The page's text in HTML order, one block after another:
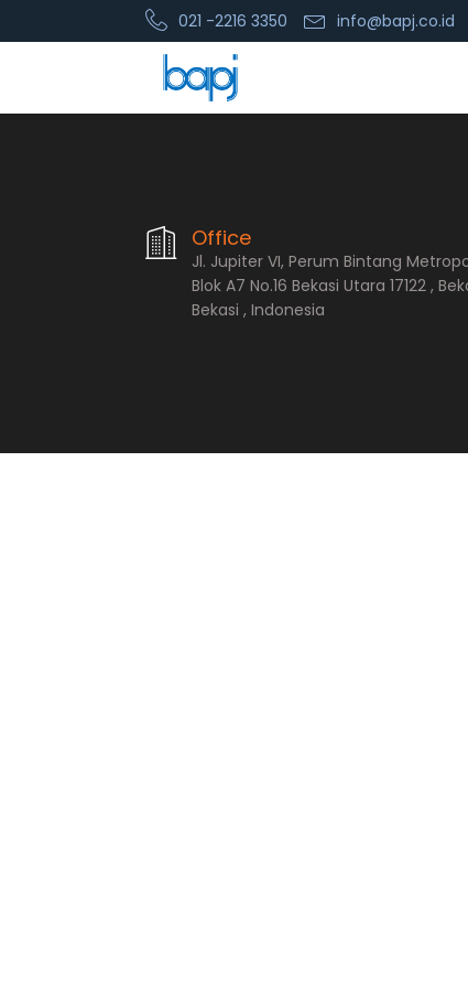
021 -2216 3350 info@bapj.co.id
PT. Bopana
Office
Jl. Jupiter VI, Perum Bintang
Blok A7 No.16 Bekasi Utara 17122 ,
Bekasi , Indonesia